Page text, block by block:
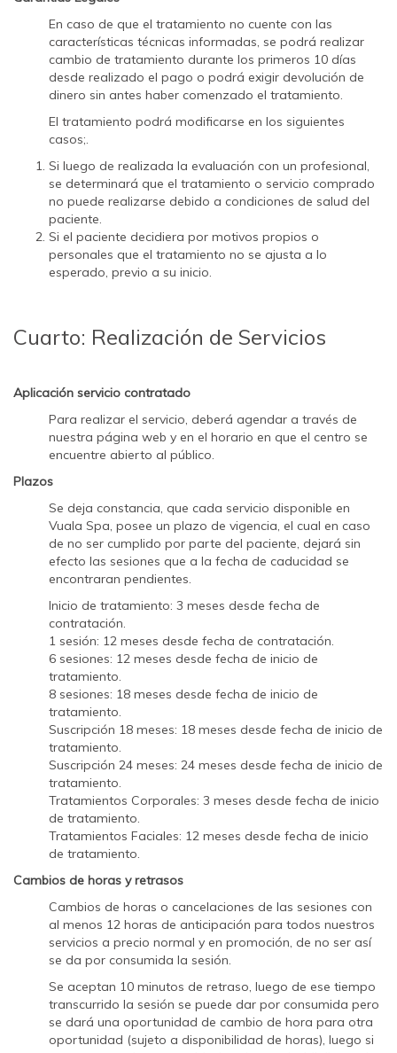
En caso de que el tratamiento no cuente con las
características técnicas informadas, se podrá realizar
cambio de tratamiento durante los primeros 10 días
desde realizado el pago o podrá exigir devolución de
dinero sin antes haber comenzado el tratamiento.
El tratamiento podrá modificarse en los siguientes
casos;.
Si luego de realizada la evaluación con un profesional,
se determinará que el tratamiento o servicio comprado
no puede realizarse debido a condiciones de salud del
paciente.
Si el paciente decidiera por motivos propios o
personales que el tratamiento no se ajusta a lo
esperado, previo a su inicio.
Cuarto: Realización de Servicios
Aplicación servicio contratado
Para realizar el servicio, deberá agendar a través de
nuestra página web y en el horario en que el centro se
encuentre abierto al público.
Plazos
Se deja constancia, que cada servicio disponible en
Vuala Spa, posee un plazo de vigencia, el cual en caso
de no ser cumplido por parte del paciente, dejará sin
efecto las sesiones que a la fecha de caducidad se
encontraran pendientes.
Inicio de tratamiento: 3 meses desde fecha de
contratación.
1 sesión: 12 meses desde fecha de contratación.
6 sesiones: 12 meses desde fecha de inicio de
tratamiento.
8 sesiones: 18 meses desde fecha de inicio de
tratamiento.
Suscripción 18 meses: 18 meses desde fecha de inicio de
tratamiento.
Suscripción 24 meses: 24 meses desde fecha de inicio de
tratamiento.
Tratamientos Corporales: 3 meses desde fecha de inicio
de tratamiento.
Tratamientos Faciales: 12 meses desde fecha de inicio
de tratamiento.
Cambios de horas y retrasos
Cambios de horas o cancelaciones de las sesiones con
al menos 12 horas de anticipación para todos nuestros
servicios a precio normal y en promoción, de no ser así
se da por consumida la sesión.
Se aceptan 10 minutos de retraso, luego de ese tiempo
transcurrido la sesión se puede dar por consumida pero
se dará una oportunidad de cambio de hora para otra
oportunidad (sujeto a disponibilidad de horas), luego si